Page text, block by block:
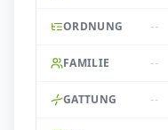
ORDNUNG --
FAMILIE --
GATTUNG --